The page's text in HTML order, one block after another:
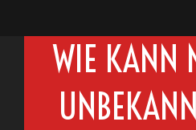
WIE KANN